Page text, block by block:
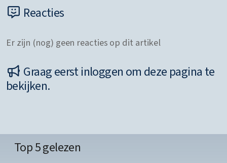
Reacties
Er zijn (nog) geen reacties op dit artikel
Graag eerst inloggen om deze pagina te
bekijken.
Top 5 gelezen